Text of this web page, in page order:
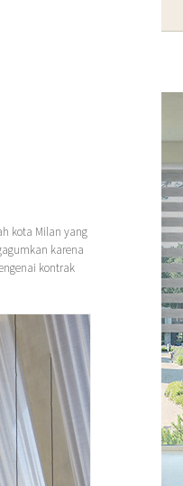
kota Milan yang
karena
kontrak